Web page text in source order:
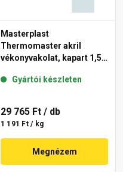
Masterplast
Thermomaster akril
vékonyvakolat, kapart 1,5
Gyártói készleten
29 765 Ft / db
1 191 Ft / kg
Megnézem